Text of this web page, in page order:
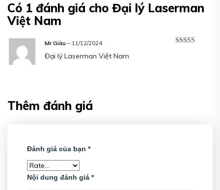
Có 1 đánh giá cho Đại lý Laserman
Việt Nam
Mr Giàu – 11/12/2024
Đại lý Laserman Việt Nam
Thêm đánh giá
Đánh giá của bạn *
Nội dung đánh giá *